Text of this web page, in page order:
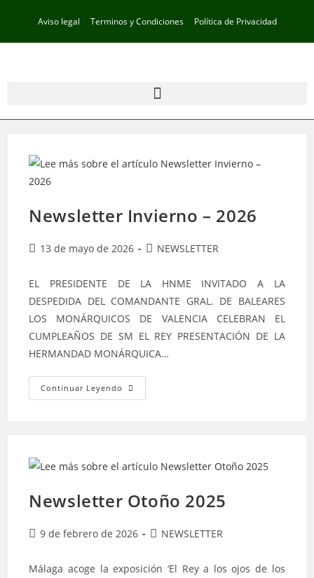
Aviso legal Terminos y Condiciones Política de Privacidad
Newsletter Invierno – 2026
13 de mayo de 2026 NEWSLETTER
EL PRESIDENTE DE LA HNME INVITADO A LA
DESPEDIDA DEL COMANDANTE GRAL. DE BALEARES
LOS MONÁRQUICOS DE VALENCIA CELEBRAN EL
CUMPLEAÑOS DE SM EL REY PRESENTACIÓN DE LA
HERMANDAD MONÁRQUICA…
Continuar Leyendo
Newsletter Otoño 2025
9 de febrero de 2026 NEWSLETTER
Málaga acoge la exposición ‘El Rey a los ojos de los